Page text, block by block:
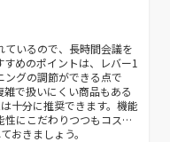
いるので、長時間会議を
めのポイントは、レバー1
ングの調節ができる点で
で扱いにくい商品もある
十分に推奨できます。機能
にこだわりつつもコスパ
おきましょう。